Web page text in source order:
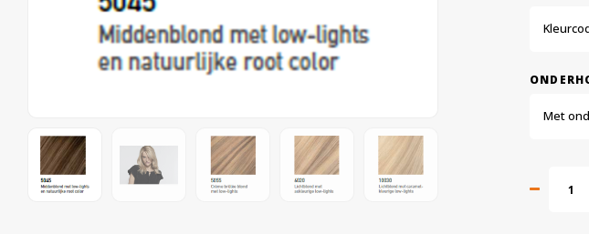
Met